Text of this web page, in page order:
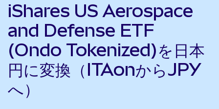
iShares US Aerospace
and Defense ETF
(Ondo Tokenized)を日本
円に変換（ITAonからJPY
へ）